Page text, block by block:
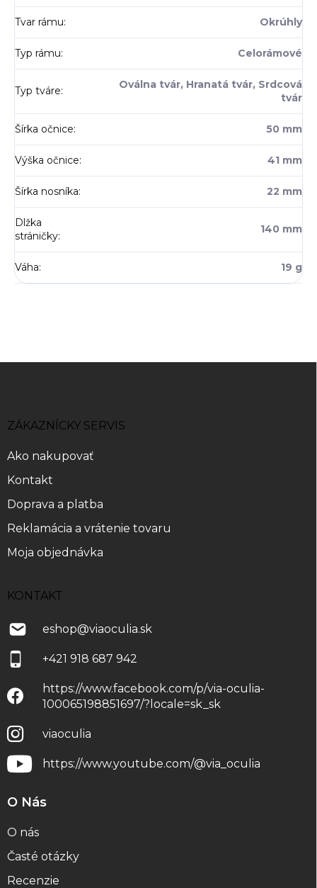
Tvar rámu: Okrúhly
Typ rámu: Celorámové
Typ tváre:
Oválna tvár, Hranatá tvár, Srdcová
tvár
Šírka očnice: 50 mm
Výška očnice: 41 mm
Šírka nosníka: 22 mm
Dlžka
stráničky:
140 mm
Váha: 19 g
e
ZÁKAZNÍCKY SERVIS
Ako nakupovať
Kontakt
Doprava a platba
Reklamácia a vrátenie tovaru
Moja objednávka
KONTAKT
eshop@viaoculia.sk
+421 918 687 942
https://www.facebook.com/p/via-oculia-
100065198851697/?locale=sk_sk
viaoculia
https://www.youtube.com/@via_oculia
O Nás
O nás
Časté otázky
Recenzie